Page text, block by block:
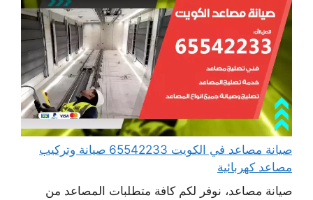
صيانة مصاعد في الكويت 65542233 صيانة وتركيب
مصاعد كهربائية
صيانة مصاعد، نوفر لكم كافة متطلبات المصاعد من